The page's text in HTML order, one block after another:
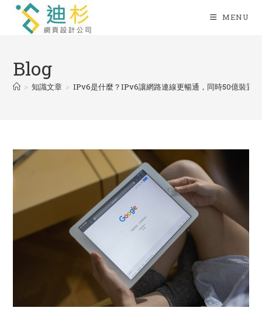
Skip
content
MENU
Blog
> 知識文章 > IPv6是什麼？IPv6讓網路連線更暢通，同時50億裝置